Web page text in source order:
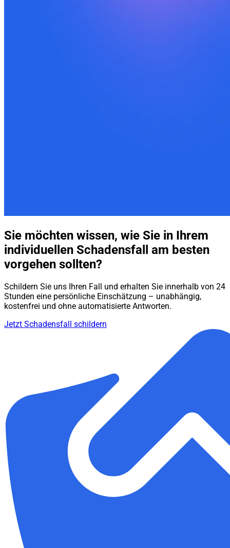
Sie möchten wissen, wie Sie in Ihrem
individuellen Schadensfall am besten
vorgehen sollten?
Schildern Sie uns Ihren Fall und erhalten Sie innerhalb von 24
Stunden eine persönliche Einschätzung – unabhängig,
kostenfrei und ohne automatisierte Antworten.
Jetzt Schadensfall schildern